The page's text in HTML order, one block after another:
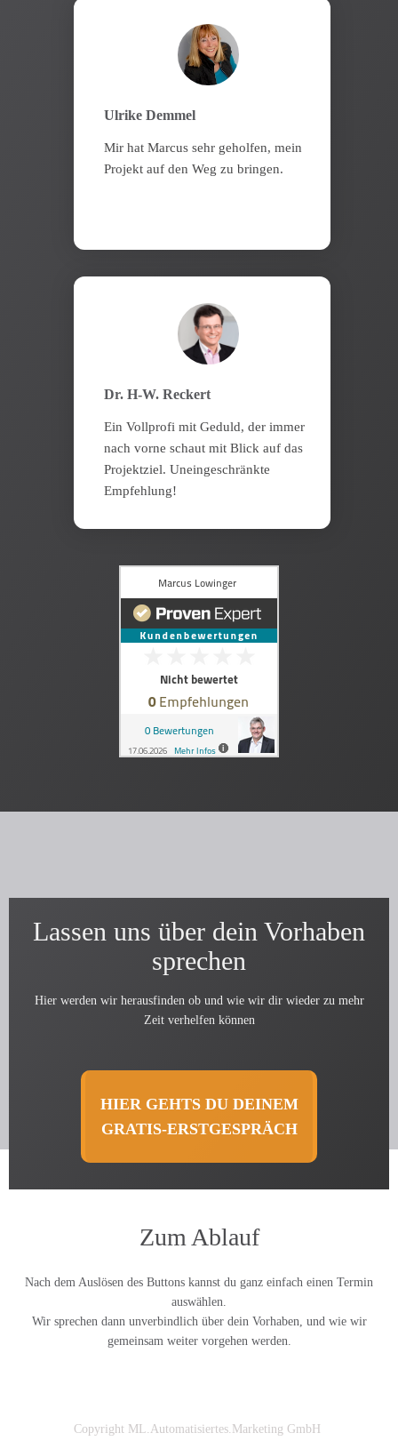
Ulrike Demmel
Mir hat Marcus sehr geholfen, mein
Projekt auf den Weg zu bringen.
Dr. H-W. Reckert
Ein Vollprofi mit Geduld, der immer
nach vorne schaut mit Blick auf das
Projektziel. Uneingeschränkte
Empfehlung!
Lassen uns über dein Vorhaben
sprechen
Hier werden wir herausfinden ob und wie wir dir wieder zu mehr
Zeit verhelfen können
HIER GEHTS DU DEINEM
GRATIS-ERSTGESPRÄCH
Zum Ablauf
Nach dem Auslösen des Buttons kannst du ganz einfach einen Termin
auswählen.
Wir sprechen dann unverbindlich über dein Vorhaben, und wie wir
gemeinsam weiter vorgehen werden.
Copyright ML.Automatisiertes.Marketing GmbH